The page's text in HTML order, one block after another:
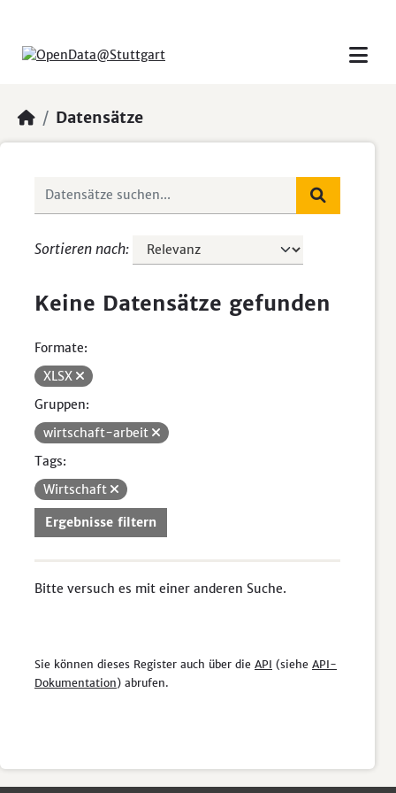
Datensätze
Sortieren nach
Keine Datensätze gefunden
Formate:
XLSX
Gruppen:
wirtschaft-arbeit
Tags:
Wirtschaft
Ergebnisse filtern
Bitte versuch es mit einer anderen Suche.
Sie können dieses Register auch über die API (siehe API-
Dokumentation) abrufen.